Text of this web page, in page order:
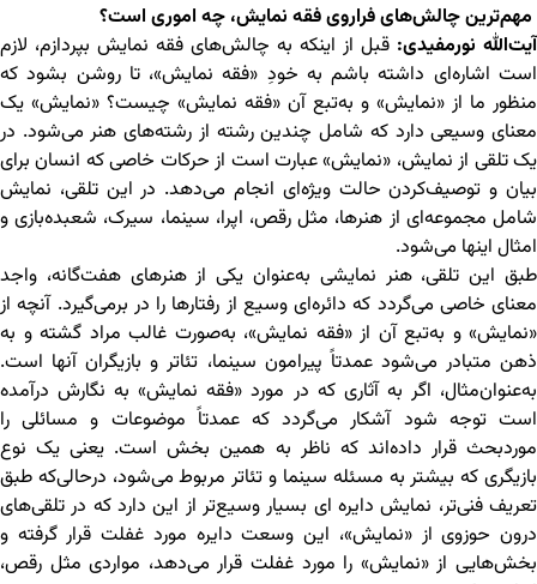
مهم‌ترین چالش‌های فراروی فقه نمایش، چه اموری است؟
آیت‌ﷲ نورمفیدی: قبل از اینکه به چالش‌های فقه نمایش بپردازم، لازم
است اشاره‌ای داشته باشم به خودِ «فقه نمایش»، تا روشن بشود که
منظور ما از «نمایش» و به‌تبع آن «فقه نمایش» چیست؟ «نمایش» یک
معنای وسیعی دارد که شامل چندین رشته از رشته‌های هنر می‌شود. در
یک تلقی از نمایش، «نمایش» عبارت است از حرکات خاصی که انسان برای
بیان و توصیف‌کردن حالت ویژه‌ای انجام می‌دهد. در این تلقی، نمایش
شامل مجموعه‌‌ای از هنرها، مثل رقص، اپرا، سینما، سیرک، شعبده‌بازی و
امثال اینها می‌شود.
طبق این تلقی، هنر نمایشی به‌عنوان یکی از هنرهای هفت‌گانه، واجد
معنای خاصی می‌گردد که دائره‌ای وسیع از رفتارها را در برمی‌گیرد. آنچه از
«نمایش» و به‌تبع آن از «فقه نمایش»، به‌صورت غالب مراد گشته و به
ذهن متبادر می‌شود عمدتاً پیرامون سینما، تئاتر و بازیگران آنها است.
به‌عنوان‌مثال، اگر به آثاری که در مورد «فقه نمایش» به نگارش درآمده
است توجه شود آشکار می‌گردد که عمدتاً موضوعات و مسائلی را
موردبحث قرار داده‌اند که ناظر به همین بخش است. یعنی یک نوع
بازیگری که بیشتر به مسئله سینما و تئاتر مربوط می‌شود، درحالی‌که طبق
تعریف فنی‌تر، نمایش دایره ای بسیار وسیع‌تر از این دارد که در تلقی‌های
درون حوزوی از «نمایش»، این وسعت دایره مورد غفلت قرار گرفته و
بخش‌هایی از «نمایش» را مورد غفلت قرار می‌دهد، مواردی مثل رقص،